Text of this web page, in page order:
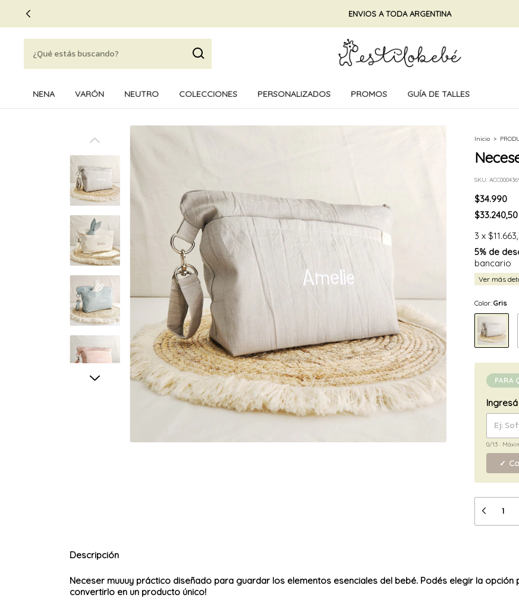
ENVIOS A TODA ARGENTINA
NENA VARÓN NEUTRO COLECCIONES PERSONALIZADOS PROMOS GUÍA DE TALLES
Inicio >
SKU:
$34.990
$33.240,50
3 x
5% de
bancario
Ver más
Color: Gris
PARA
0/13 ·
✓
Descripción
Neceser muuuy práctico diseñado para guardar los elementos esenciales del bebé. Podés elegir la opción
convertirlo en un producto único!